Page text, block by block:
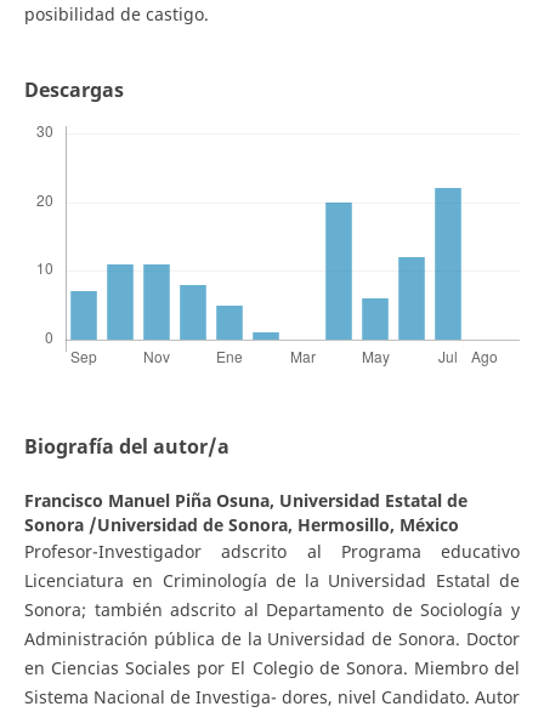
posibilidad de castigo.
Descargas
Biografía del autor/a
Francisco Manuel Piña Osuna, Universidad Estatal de
Sonora /Universidad de Sonora, Hermosillo, México
Profesor-Investigador adscrito al Programa educativo
Licenciatura en Criminología de la Universidad Estatal de
Sonora; también adscrito al Departamento de Sociología y
Administración pública de la Universidad de Sonora. Doctor
en Ciencias Sociales por El Colegio de Sonora. Miembro del
Sistema Nacional de Investiga- dores, nivel Candidato. Autor